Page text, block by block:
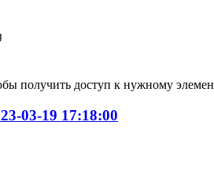
получить доступ к нужному
03-19 17:18:00